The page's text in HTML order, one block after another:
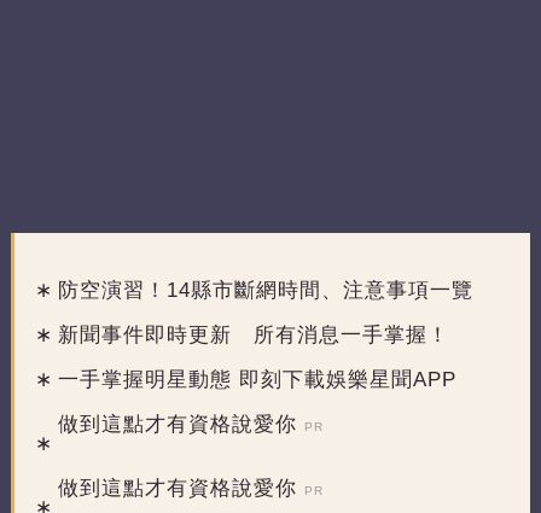
防空演習！14縣市斷網時間、注意事項一覽
新聞事件即時更新 所有消息一手掌握！
一手掌握明星動態 即刻下載娛樂星聞APP
做到這點才有資格說愛你
PR
做到這點才有資格說愛你 PR